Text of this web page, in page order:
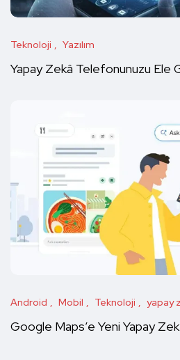
Teknoloji Yazılım
Yapay Zekâ Telefonunuzu Ele
Android Mobil Teknoloji yapay
Google Maps’e Yeni Yapay